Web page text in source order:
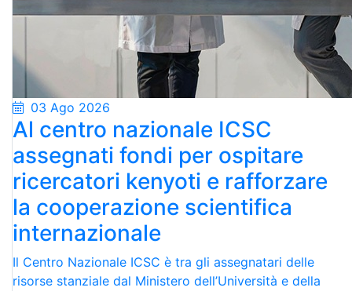
03 Ago 2026
Al centro nazionale ICSC
assegnati fondi per ospitare
ricercatori kenyoti e rafforzare
la cooperazione scientifica
internazionale
Il Centro Nazionale ICSC è tra gli assegnatari delle
risorse stanziale dal Ministero dell’Università e della